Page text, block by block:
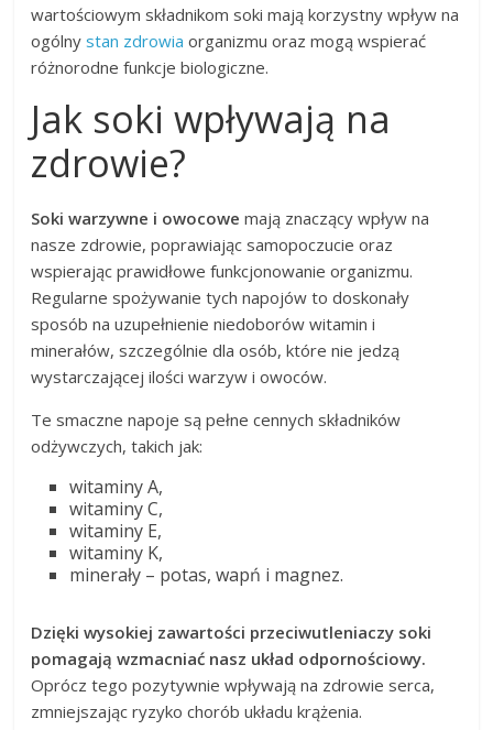
wartościowym składnikom soki mają korzystny wpływ na
ogólnystan zdrowia organizmu oraz mogą wspierać
różnorodne funkcje biologiczne.
Jak soki wpływają na
zdrowie?
Soki warzywne i owocowe mają znaczący wpływ na
nasze zdrowie, poprawiając samopoczucie oraz
wspierając prawidłowe funkcjonowanie organizmu.
Regularne spożywanie tych napojów to doskonały
sposób na uzupełnienie niedoborów witamin i
minerałów, szczególnie dla osób, które nie jedzą
wystarczającej ilości warzyw i owoców.
Te smaczne napoje są pełne cennych składników
odżywczych, takich jak:
witaminy A,
witaminy C,
witaminy E,
witaminy K,
minerały – potas, wapń i magnez.
Dzięki wysokiej zawartości przeciwutleniaczy soki
pomagają wzmacniać nasz układ odpornościowy.
Oprócz tego pozytywnie wpływają na zdrowie serca,
zmniejszając ryzyko chorób układu krążenia.